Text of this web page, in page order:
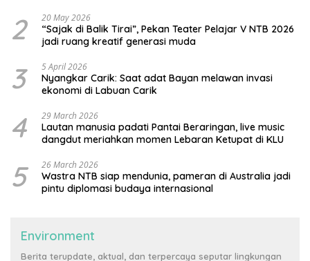
2 20 May 2026
“Sajak di Balik Tirai”, Pekan Teater Pelajar V NTB 2026
jadi ruang kreatif generasi muda
3 5 April 2026
Nyangkar Carik: Saat adat Bayan melawan invasi
ekonomi di Labuan Carik
4 29 March 2026
Lautan manusia padati Pantai Beraringan, live music
dangdut meriahkan momen Lebaran Ketupat di KLU
5 26 March 2026
Wastra NTB siap mendunia, pameran di Australia jadi
pintu diplomasi budaya internasional
Environment
Berita terupdate, aktual, dan terpercaya seputar lingkungan